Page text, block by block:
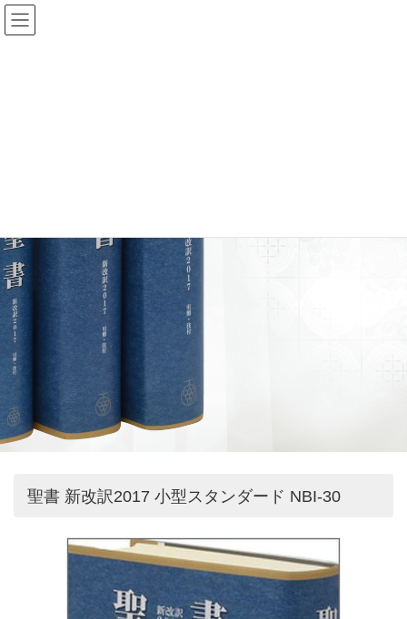
聖書 新改訳2017 小型スタンダード NBI-30